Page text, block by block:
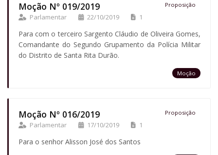
Moção Nº 019/2019 Proposição
Parlamentar 22/10/2019 1
Para com o terceiro Sargento Cláudio de Oliveira Gomes,
Comandante do Segundo Grupamento da Polícia Militar
do Distrito de Santa Rita Durão.
Moção
Moção Nº 016/2019 Proposição
Parlamentar 17/10/2019 1
Para o senhor Alisson José dos Santos